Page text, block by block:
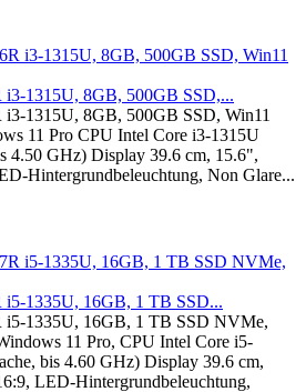
1315U, 8GB, 500GB SSD,...
1315U, 8GB, 500GB SSD, Win11
11 Pro CPU Intel Core i3-1315U
4.50 GHz) Display 39.6 cm, 15.6",
Hintergrundbeleuchtung, Non Glare...
1335U, 16GB, 1 TB SSD...
1335U, 16GB, 1 TB SSD NVMe,
11 Pro, CPU Intel Core i5-
bis 4.60 GHz) Display 39.6 cm,
LED-Hintergrundbeleuchtung,